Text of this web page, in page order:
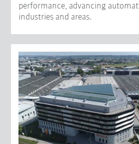
performance, advancing
industries and areas.